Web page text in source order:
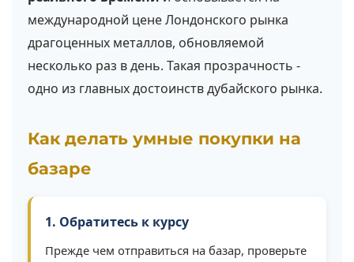
международной цене Лондонского рынка
драгоценных металлов, обновляемой
несколько раз в день. Такая прозрачность -
одно из главных достоинств дубайского рынка.
Как делать умные покупки на
базаре
1. Обратитесь к курсу
Прежде чем отправиться на базар, проверьте